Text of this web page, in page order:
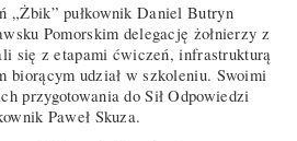
„Żbik” pułkownik Daniel Butryn
Pomorskim delegację żołnierzy z
się z etapami ćwiczeń, infrastrukturą
biorącym udział w szkoleniu. Swoimi
przygotowania do Sił Odpowiedzi
Paweł Skuza.